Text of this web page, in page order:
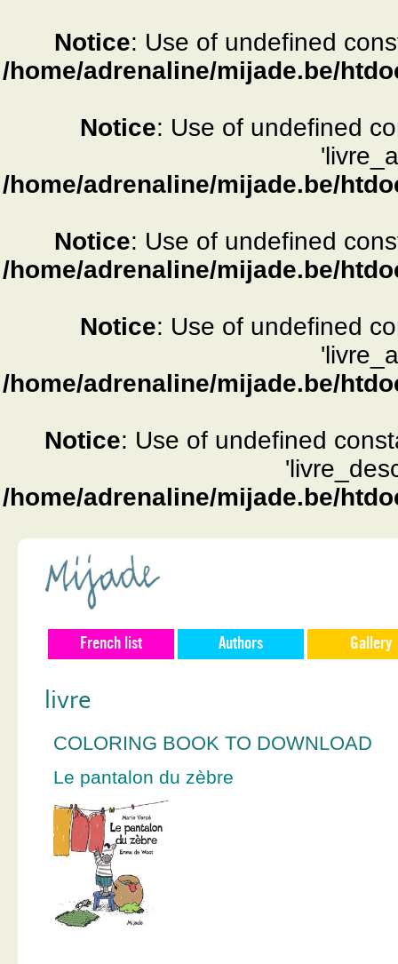
Notice: Use of undefined
/home/adrenaline/mijade.be/
Notice: Use of undefined
/home/adrenaline/mijade.be/
Notice: Use of undefined
/home/adrenaline/mijade.be/
Notice: Use of undefined
/home/adrenaline/mijade.be/
Notice: Use of undefined
/home/adrenaline/mijade.be/
French list Authors Gallery
livre
COLORING BOOK TO DOWNLOAD
Le pantalon du zèbre